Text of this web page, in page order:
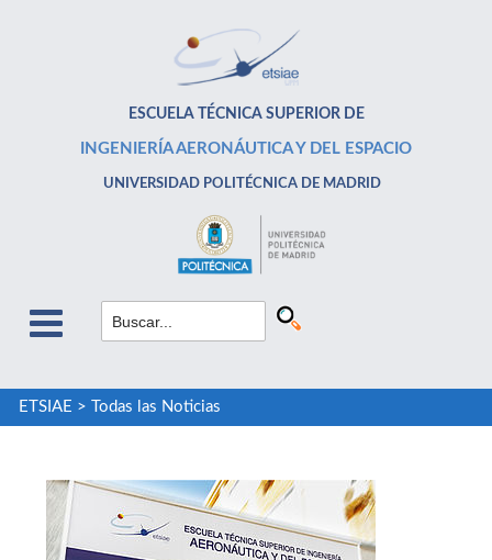
ESCUELA TÉCNICA SUPERIOR DE
INGENIERÍA AERONÁUTICA Y DEL ESPACIO
UNIVERSIDAD POLITÉCNICA DE MADRID
ETSIAE > Todas las Noticias